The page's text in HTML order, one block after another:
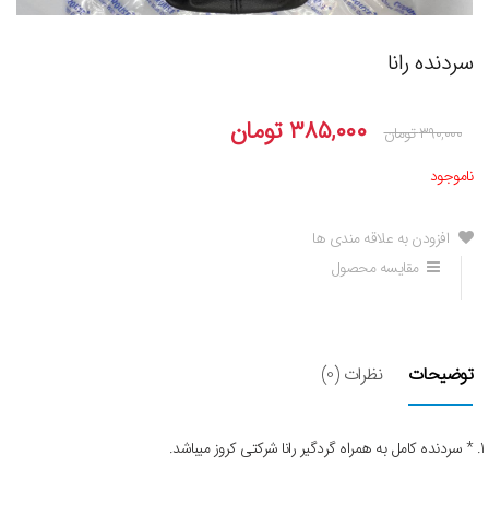
سردنده رانا
۳۹۰,۰۰۰تومان ۳۸۵,۰۰۰ تومان
ناموجود
افزودن به علاقه مندی ها
مقایسه محصول
توضیحات نظرات (0)
* سردنده کامل به همراه گردگیر رانا شرکتی کروز میباشد.